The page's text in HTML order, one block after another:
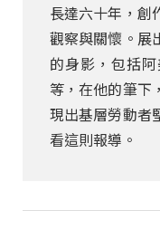
長達六十年，創
觀察與關懷。展
的身影，包括
等，在他的筆下
現出基層勞動者
看這則報導。